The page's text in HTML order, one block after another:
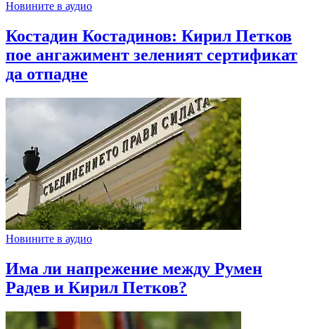
Новините в аудио
Костадин Костадинов: Кирил Петков
пое ангажимент зеленият сертификат
да отпадне
Новините в аудио
Има ли напрежение между Румен
Радев и Кирил Петков?